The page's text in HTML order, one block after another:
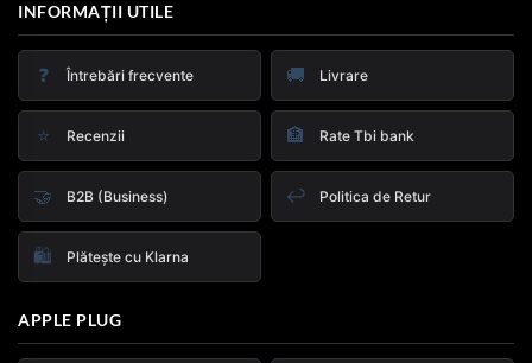
INFORMAȚII UTILE
❓ Întrebări frecvente 🚚 Livrare
⭐ Recenzii 🏦 Rate Tbi bank
🤝 B2B (Business) ↩️ Politica de Retur
🛍️ Plătește cu Klarna
APPLE PLUG